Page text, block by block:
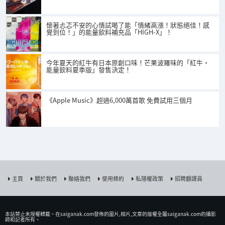
懷著忐忑不安的心情試喝了能「情緒高漲！狀態絕佳！感
覺到位！」的能量飲料補充品「HIGH-X」！
今年夏天的紅牛有日本原創口味！芒果波羅味的「紅牛・
能量飲料夏季版」發售決定！
《Apple Music》超過6,000萬首歌 免費試用三個月
主頁 關於我們 聯絡我們 使用條約 私隱權政策 招聘翻譯員
本站禁止未授權𨍭載。在saiganak.com發佈的圖片,相片,文章的版權全屬saiganak.com的攝影
師和記者所有。